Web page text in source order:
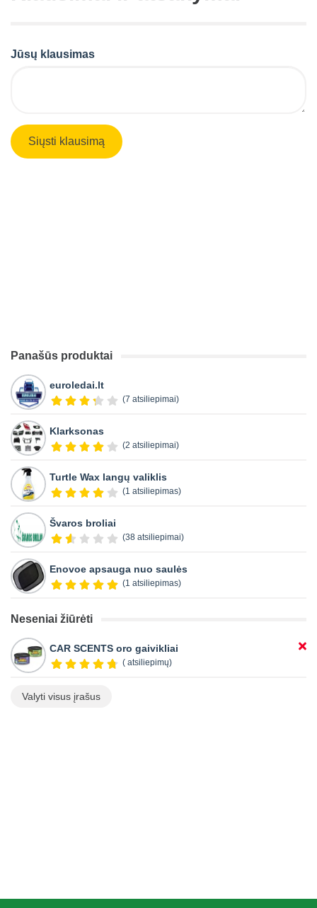
Jūsų klausimas
Panašūs produktai
euroledai.lt
(7 atsiliepimai)
Klarksonas
(2 atsiliepimai)
Turtle Wax langų valiklis
(1 atsiliepimas)
Švaros broliai
(38 atsiliepimai)
Enovoe apsauga nuo saulės
(1 atsiliepimas)
Neseniai žiūrėti
CAR SCENTS oro gaivikliai
( atsiliepimų)
Valyti visus įrašus